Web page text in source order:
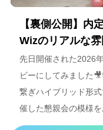
【裏側公開】内
Wizのリアルな
先日開催された2026
ビーにしてみました
繋ぎハイブリッド形
催した懇親会の模様
ださいね＾＾